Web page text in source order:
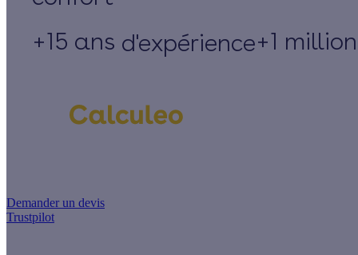
+15 ans d'expérience+1
Demander un devis
Trustpilot